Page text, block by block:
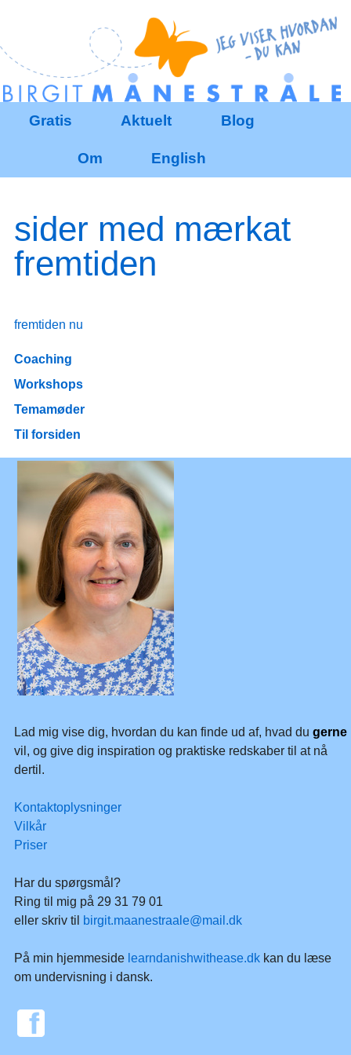
SenesteRettelser Indstillinger
Gratis Aktuelt Blog
Om English
sider med mærkat
fremtiden
fremtiden nu
Coaching
Workshops
Temamøder
Til forsiden
Lad mig vise dig, hvordan du kan finde ud af, hvad du gerne
vil, og give dig inspiration og praktiske redskaber til at nå
dertil.
Kontaktoplysninger
Vilkår
Priser
Har du spørgsmål?
Ring til mig på 29 31 79 01
eller skriv til
birgit.maanestraale@mail.dk
På min hjemmeside learndanishwithease.dkkan du læse
om undervisning i dansk.